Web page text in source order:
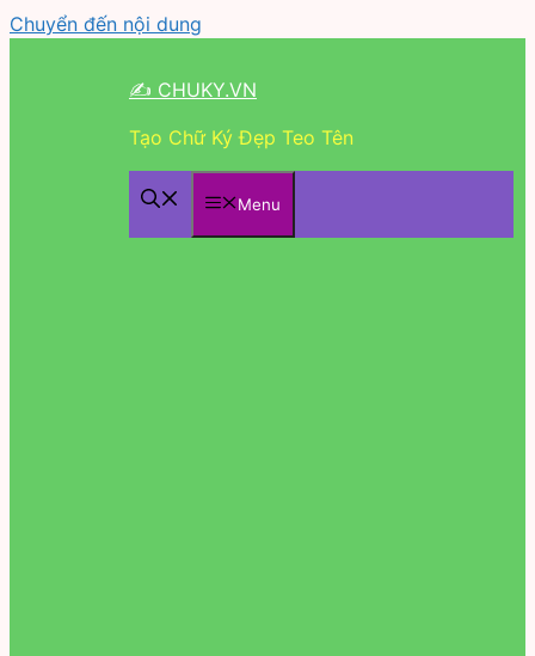
Chuyển đến nội dung
✍ CHUKY.VN
Tạo Chữ Ký Đẹp Teo Tên
Menu